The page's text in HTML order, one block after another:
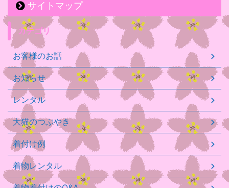
サイトマップ
カテゴリ
お客様のお話
お知らせ
レンタル
大猫のつぶやき
着付け例
着物レンタル